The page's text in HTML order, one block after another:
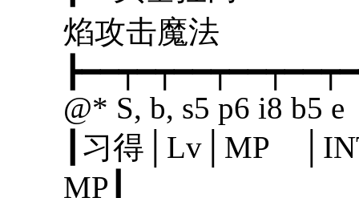
焰攻击
@* S, b, s5 p6 i8 b5 e
┃习得│Lv│MP